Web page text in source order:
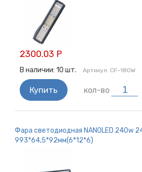
2300.03 Р
В наличии: 10 шт. Артикул: CF-180W
Купить кол-во
Фара светодиодная NANOLED 240w
993*64,5*92мм(6*12*6)